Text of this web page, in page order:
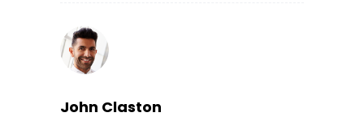
John Claston